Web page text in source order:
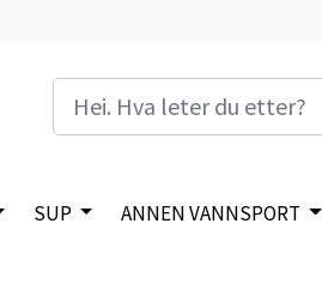
SUP ANNEN VANNSPORT